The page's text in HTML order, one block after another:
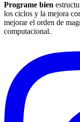
Programe bien
los ciclos y la mejora
mejorar el orden de
computacional.